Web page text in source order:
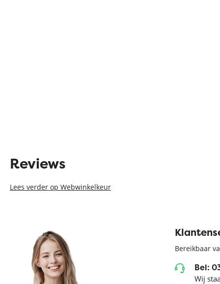
Reviews
Lees verder op Webwinkelkeur
Bereikbaar
Bel:
Wij